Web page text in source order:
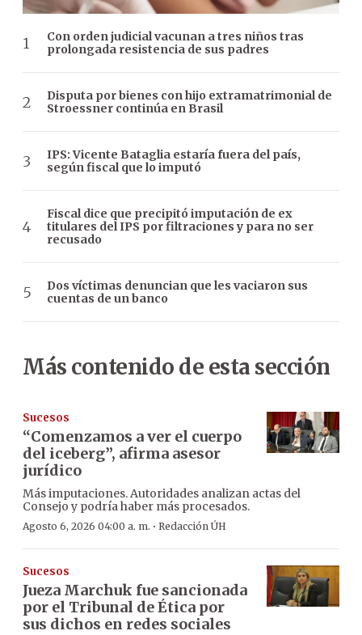
Con orden judicial vacunan a tres niños tras
prolongada resistencia de sus padres
Disputa por bienes con hijo extramatrimonial de
Stroessner continúa en Brasil
IPS: Vicente Bataglia estaría fuera del país,
según fiscal que lo imputó
Fiscal dice que precipitó imputación de ex
titulares del IPS por filtraciones y para no ser
recusado
Dos víctimas denuncian que les vaciaron sus
cuentas de un banco
Más contenido de esta sección
Sucesos
“Comenzamos a ver el cuerpo
del iceberg”, afirma asesor
jurídico
Más imputaciones. Autoridades analizan actas del
Consejo y podría haber más procesados.
Agosto 6, 2026 04:00 a. m. · Redacción ÚH
Sucesos
Jueza Marchuk fue sancionada
por el Tribunal de Ética por
sus dichos en redes sociales